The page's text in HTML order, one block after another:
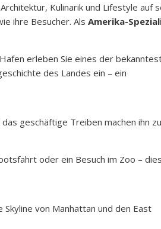
Kulinarik und Lifestyle auf
ihre Besucher. Als Amerika-
erleben Sie eines der
des Landes ein – ein
geschäftige Treiben machen ihn zu
oder ein Besuch im Zoo –
von Manhattan und den East